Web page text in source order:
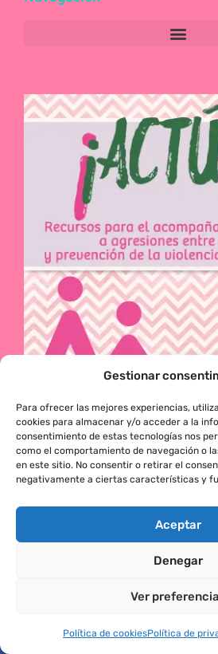
Gestionar
Para ofrecer las mejores experiencias,
cookies para almacenar y/o acceder a la
consentimiento de estas tecnologías nos
como el comportamiento de navegación o
en este sitio. No consentir o retirar el
negativamente a ciertas características y
Aceptar
Denegar
Ver
Política de cookiesPolítica de
Programa online
de capacitación para madres,
profesionales
El objeto de este curso es la
entre niños en edad infantil, que
acoso o del bullying. Téngase en
en etapas posteriores como es
¿Necesitas